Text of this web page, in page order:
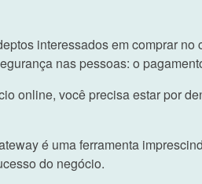
interessados em comprar
nas pessoas: o
online, você precisa estar por
é uma ferramenta
do negócio.